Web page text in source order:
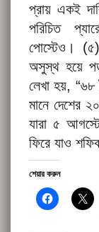
প্রায় একই
পরিচিত
পোস্টেও। (৫
অসুস্থ হয়ে
লেখা হয়,
মানে দেশের
যারা ৫
ফিরে যাও
শেয়ার করুন